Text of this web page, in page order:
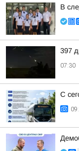
В
397
07:30
С